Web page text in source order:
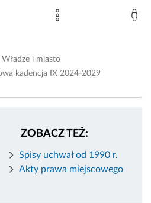
Władze i miasto
kadencja IX 2024-2029
ZOBACZ TEŻ:
Spisy uchwał od 1990 r.
Akty prawa miejscowego